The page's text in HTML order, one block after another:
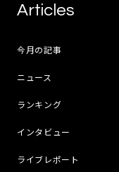
Articles
今月の記事
ニュース
ランキング
インタビュー
ライブレポート